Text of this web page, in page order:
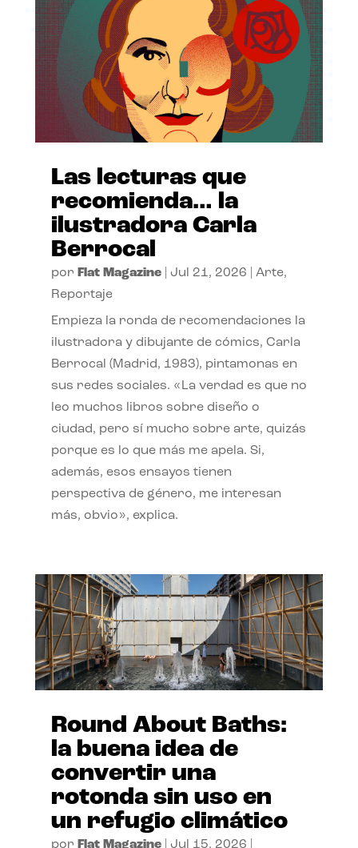
Las lecturas que
recomienda… la
ilustradora Carla
Berrocal
por Flat Magazine| Jul 21, 2026 Arte,
Reportaje
Empieza la ronda de recomendaciones la
ilustradora y dibujante de cómics, Carla
Berrocal (Madrid, 1983), pintamonas en
sus redes sociales. «La verdad es que no
leo muchos libros sobre diseño o
ciudad, pero sí mucho sobre arte, quizás
porque es lo que más me apela. Si,
además, esos ensayos tienen
perspectiva de género, me interesan
más, obvio», explica.
Round About Baths:
la buena idea de
convertir una
rotonda sin uso en
un refugio climático
por Flat Magazine| Jul 15, 2026